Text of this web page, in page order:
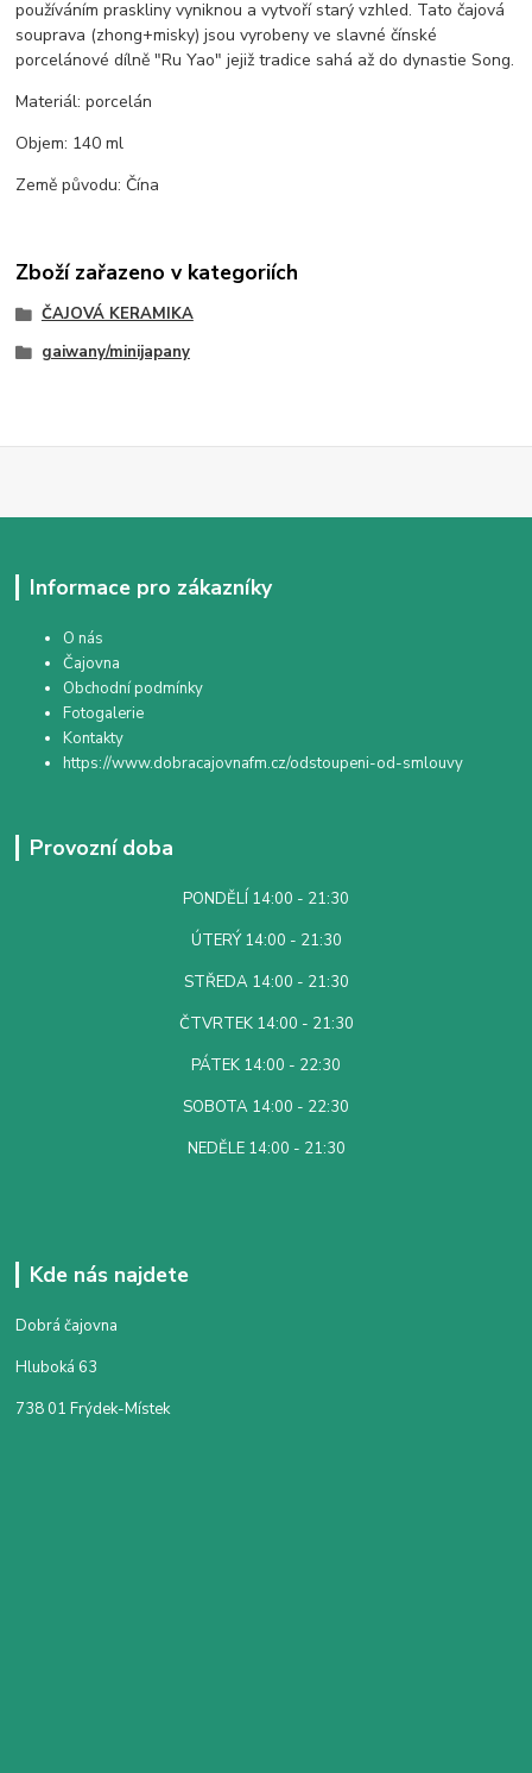
používáním praskliny vyniknou a vytvoří starý vzhled. Tato čajová
souprava (zhong+misky) jsou vyrobeny ve slavné čínské
porcelánové dílně "Ru Yao" jejiž tradice sahá až do dynastie Song.
Materiál: porcelán
Objem: 140 ml
Země původu: Čína
Zboží zařazeno v kategoriích
ČAJOVÁ KERAMIKA
gaiwany/minijapany
Informace pro zákazníky
O nás
Čajovna
Obchodní podmínky
Fotogalerie
Kontakty
https://www.dobracajovnafm.cz/odstoupeni-od-smlouvy
Provozní doba
PONDĚLÍ 14:00 - 21:30
ÚTERÝ 14:00 - 21:30
STŘEDA 14:00 - 21:30
ČTVRTEK 14:00 - 21:30
PÁTEK 14:00 - 22:30
SOBOTA 14:00 - 22:30
NEDĚLE 14:00 - 21:30
Kde nás najdete
Dobrá čajovna
Hluboká 63
738 01 Frýdek-Místek